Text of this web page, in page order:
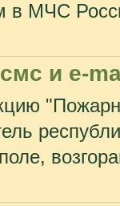
в МЧС
и e-